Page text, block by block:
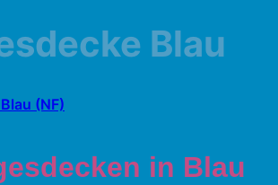
Blau
in Blau